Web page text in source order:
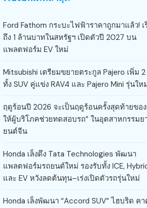
Ford Fathom กระบะไฟฟ้าราคาถูกมาแล้ว! เ
ถึง 1 ล้านบาทในสหรัฐฯ เปิดตัวปี 2027 บน
แพลตฟอร์ม EV ใหม่
Mitsubishi เตรียมขยายตระกูล Pajero เพิ่ม
ทั้ง SUV คู่แข่ง RAV4 และ Pajero Mini รุ่นให
ฤดูร้อนปี 2026 จะเป็นฤดูร้อนครั้งสุดท้ายขอ
ให้ผู้บริโภคช่วยทดสอบรถ” ในอุตสาหกรรมย
ยนต์จีน
Honda เล็งดึง Tata Technologies พัฒนา
แพลตฟอร์มรถยนต์ใหม่ รองรับทั้ง ICE,
และ EV หวังลดต้นทุน–เร่งเปิดตัวรถรุ่นใหม่
Honda เล็งพัฒนา “Accord SUV” ไฮบริด คา